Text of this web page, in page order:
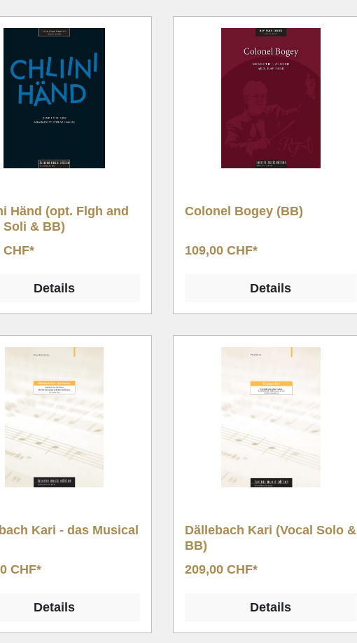
Händ (opt. Flgh and
Soli & BB)
CHF*
Details
Colonel Bogey (BB)
109,00 CHF*
Details
Kari - das Musical
CHF*
Details
Dällebach Kari (Vocal Solo &
BB)
209,00 CHF*
Details